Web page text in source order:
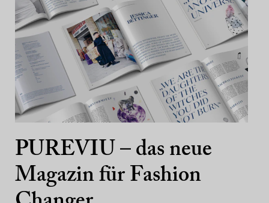
PUREVIU – das neue
Magazin für Fashion